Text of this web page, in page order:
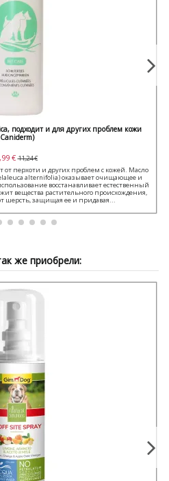
подходит и для других проблем кожи
€11,24 €
перхоти и других проблем с кожей. Масло
alternifolia) оказывает очищающее и
восстанавливает естественный
вещества растительного происхождения,
шерсть, защищая ее и придавая...
же приобрели: